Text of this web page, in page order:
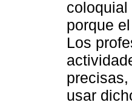
porque
Los
usar